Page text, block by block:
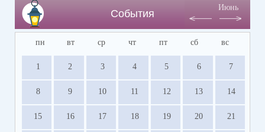
События
Июнь
пн вт ср чт пт сб вс
1 2 3 4 5 6 7
8 9 10 11 12 13 14
15 16 17 18 19 20 21